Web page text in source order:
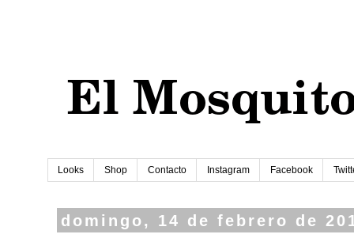
Looks Shop Contacto Instagram Facebook
domingo, 14 de febrero de